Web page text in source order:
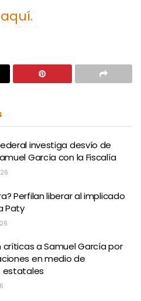
aquí.
investiga desvío de
García con la Fiscalía
Perfilan liberar al implicado
Paty
a Samuel García por
en medio de
estatales